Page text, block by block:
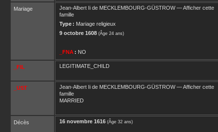
Mariage Jean-Albert Ii de MECKLEMBOURG-GÜSTROW—Afficher cette
famille
Type : Mariage religieux
9 octobre 1608 (Âge 24 ans)
_FNA : NO
_FIL LEGITIMATE_CHILD
_UST Jean-Albert Ii de MECKLEMBOURG-GÜSTROW—Afficher cette
famille
MARRIED
Décès 16 novembre 1616 (Âge 32 ans)